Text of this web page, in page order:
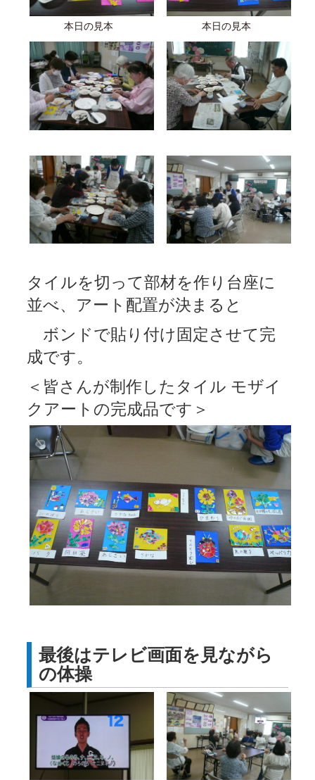
本日の見本 本日の見本
タイルを切って部材を作り台座に
並べ、アート配置が決まると
ボンドで貼り付け固定させて完
成です。
＜皆さんが制作したタイル モザイ
クアートの完成品です＞
最後はテレビ画面を見ながら
の体操